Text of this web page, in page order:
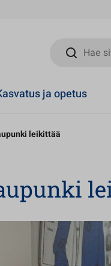
Hae sivustolta
ja opetus
leikittää